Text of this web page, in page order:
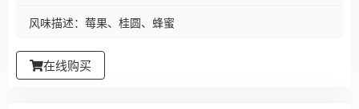
风味描述：莓果、桂圆、蜂蜜
在线购买